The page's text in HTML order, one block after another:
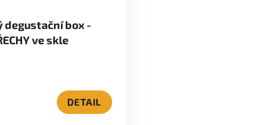
degustační box -
ve skle
DETAIL